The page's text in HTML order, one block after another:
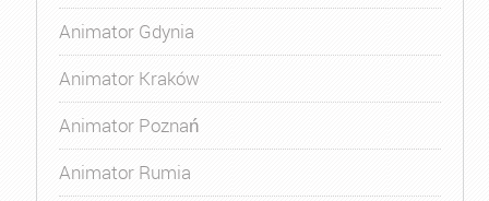
Animator Gdynia
Animator Kraków
Animator Poznań
Animator Rumia